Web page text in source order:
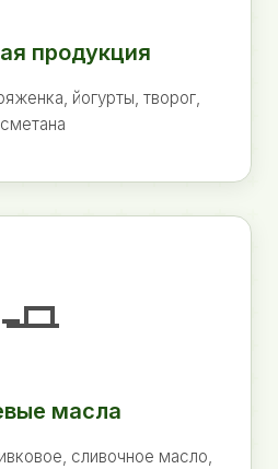
продукция
йогурты, творог,
сметана
🧈
масла
сливочное масло,